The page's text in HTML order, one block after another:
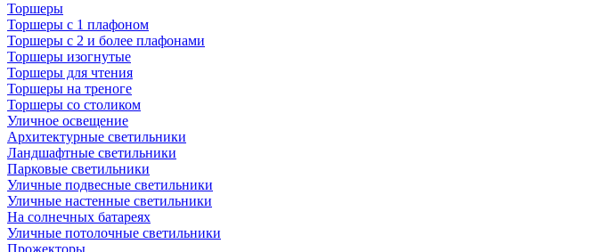
Торшеры
Торшеры с 1 плафоном
Торшеры с 2 и более плафонами
Торшеры изогнутые
Торшеры для чтения
Торшеры на треноге
Торшеры со столиком
Уличное освещение
Архитектурные светильники
Ландшафтные светильники
Парковые светильники
Уличные подвесные светильники
Уличные настенные светильники
На солнечных батареях
Уличные потолочные светильники
Прожекторы